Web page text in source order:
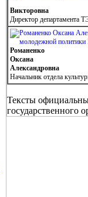
Викторовна
Директор
Романенко
Оксана
Александровна
Начальник отдела
Тексты
государственного